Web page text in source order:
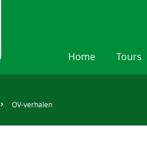
Home Tours
OV-verhalen